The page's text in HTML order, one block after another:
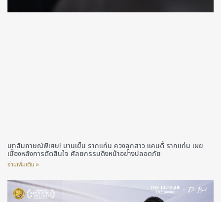
บทสัมภาษณ์พิเศษ! บานเย็น รากแก่น ควงลูกสาว แคนดี้ รากแก่น เผย
เบื้องหลังการตัดสินใจ ศัลยกรรมดึงหน้าอย่างปลอดภัย
อ่านเพิ่มเติม »